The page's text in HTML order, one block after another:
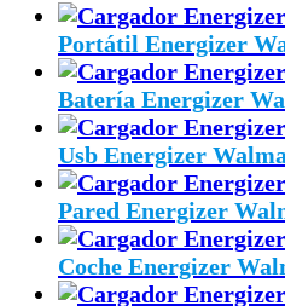
Portátil Energizer
Batería Energizer
Usb Energizer
Pared Energizer
Coche Energizer